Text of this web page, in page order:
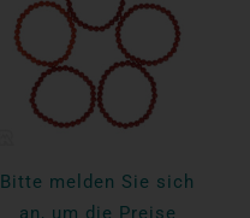
Bitte melden Sie sich
an, um die Preise